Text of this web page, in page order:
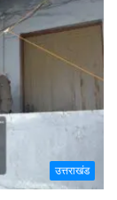
उत्तराखंड